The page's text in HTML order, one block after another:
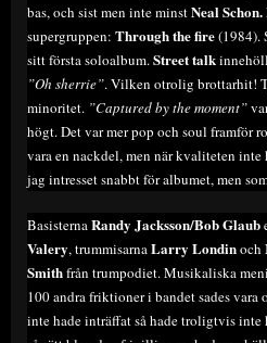
bas, och sist men inte minstNeal Schon.
supergruppen: Through the fire(1984).
sitt första soloalbum.Street talk
”Oh sherrie”. Vilken otrolig brottarhit!
minoritet. ”Captured by the moment”
högt. Det var mer pop och soul framför
vara en nackdel, men när kvaliteten
jag intresset snabbt för albumet, men
Basisterna Randy Jacksson/Bob Glaub
Valery, trummisarna Larry Londinoch
Smithfrån trumpodiet. Musikaliska
100 andra friktioner i bandet sades
inte hade inträffat så hade troligtvis inte